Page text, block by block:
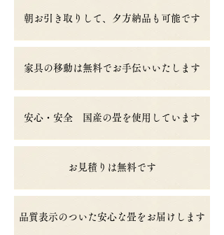
朝お引き取りして、夕方納品も可能です
家具の移動は無料でお手伝いいたします
安心・安全 国産の畳を使用しています
お見積りは無料です
品質表示のついた安心な畳をお届けします